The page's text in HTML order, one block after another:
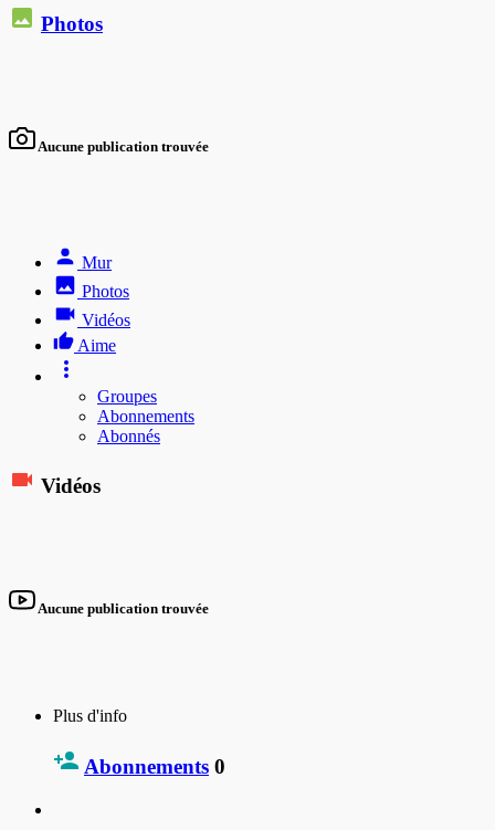
Photos
Aucune publication trouvée
Mur
Photos
Vidéos
Aime
Groupes
Abonnements
Abonnés
Vidéos
Aucune publication trouvée
Plus d'info
Abonnements 0